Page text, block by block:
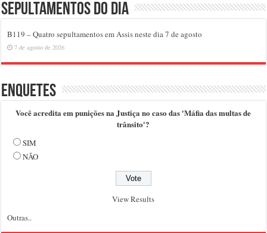
Sepultamentos do dia
B119 – Quatro sepultamentos em Assis neste dia 7 de agosto
7 de agosto de 2026
Enquetes
Você acredita em punições na Justiça no caso das 'Máfia das multas de
trânsito'?
SIM
NÃO
View Results
Outras..